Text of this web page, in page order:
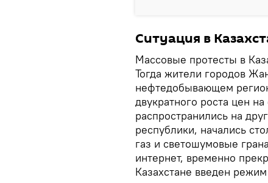
Ситуация в
Массовые протесты в
Тогда жители городов
нефтедобывающем
двукратного роста цен
распространились на
республики, начались
газ и светошумовые
интернет, временно
Казахстане введен